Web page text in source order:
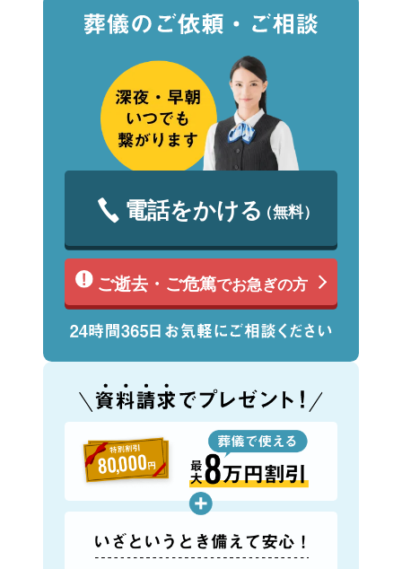
電話をかける（無料）
ご逝去・ご危篤でお急ぎの方